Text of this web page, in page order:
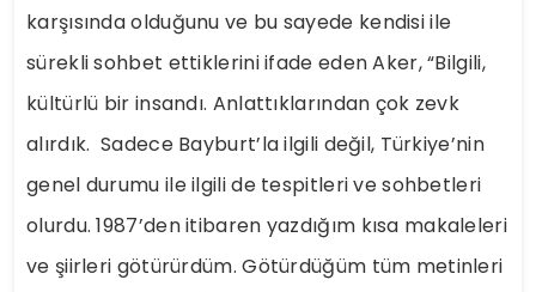
karşısında olduğunu ve bu sayede kendisi ile
sürekli sohbet ettiklerini ifade eden Aker, “Bilgili,
kültürlü bir insandı. Anlattıklarından çok zevk
alırdık. Sadece Bayburt’la ilgili değil, Türkiye’nin
genel durumu ile ilgili de tespitleri ve sohbetleri
olurdu. 1987’den itibaren yazdığım kısa makaleleri
ve şiirleri götürürdüm. Götürdüğüm tüm metinleri